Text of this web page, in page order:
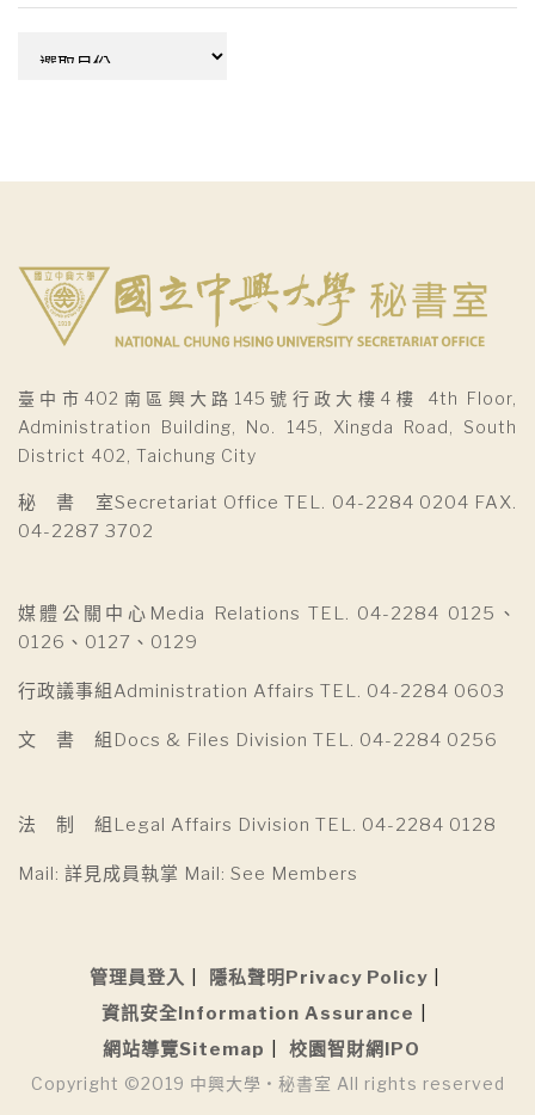
臺中市402南區興大路145號行政大樓4樓 4th Floor,
Administration Building, No. 145, Xingda Road, South
District 402, Taichung City
秘 書 室Secretariat Office TEL. 04-2284 0204 FAX.
04-2287 3702
媒體公關中心Media Relations TEL. 04-2284 0125、
0126、0127、0129
行政議事組Administration Affairs TEL. 04-2284 0603
文 書 組Docs & Files Division TEL. 04-2284 0256
法 制 組Legal Affairs Division TEL. 04-2284 0128
Mail: 詳見成員執掌 Mail: See Members
管理員登入
隱私聲明Privacy Policy
資訊安全Information Assurance
網站導覽Sitemap
校園智財網IPO
Copyright ©2019 中興大學 • 秘書室 All rights reserved